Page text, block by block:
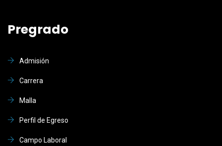
Pregrado
Admisión
Carrera
Malla
Perfil de Egreso
Campo Laboral